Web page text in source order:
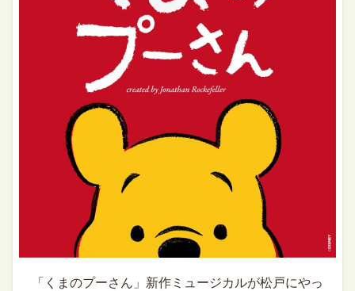
「くまのプーさん」新作ミュージカルが松戸にやっ